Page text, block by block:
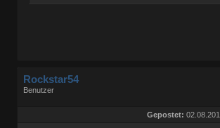
Rockstar54
Benutzer
Gepostet: